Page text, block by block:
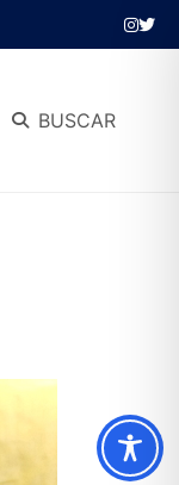
BUSCAR